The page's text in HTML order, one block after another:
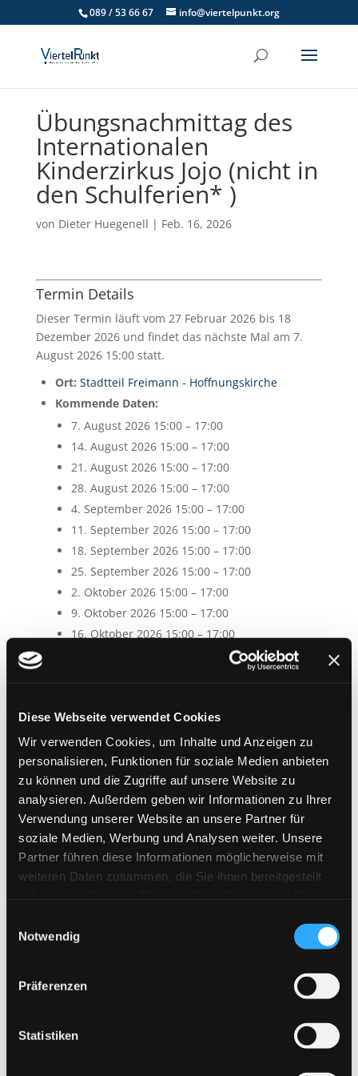
Diese Webseite verwendet Cookies
Wir verwenden Cookies, um Inhalte und Anzeigen zu
personalisieren, Funktionen für soziale Medien anbieten
zu können und die Zugriffe auf unsere Website zu
analysieren. Außerdem geben wir Informationen zu Ihrer
Verwendung unserer Website an unsere Partner für
soziale Medien, Werbung und Analysen weiter. Unsere
Partner führen diese Informationen möglicherweise mit
weiteren Daten zusammen, die Sie ihnen bereitgestellt
Notwendig
Präferenzen
Statistiken
089 / 53 66 67 info@viertelpunkt.org
Übungsnachmittag des
Internationalen
Kinderzirkus Jojo (nicht in
den Schulferien* )
von Dieter Huegenell | Feb. 16, 2026
Termin Details
Dieser Termin läuft vom 27 Februar 2026 bis 18
Dezember 2026 und findet das nächste Mal am 7.
August 2026 15:00 statt.
Ort: Stadtteil Freimann - Hoffnungskirche
Kommende Daten:
7. August 2026 15:00– 17:00
14. August 2026 15:00– 17:00
21. August 2026 15:00– 17:00
28. August 2026 15:00– 17:00
4. September 2026 15:00– 17:00
11. September 2026 15:00– 17:00
18. September 2026 15:00– 17:00
25. September 2026 15:00– 17:00
2. Oktober 2026 15:00– 17:00
9. Oktober 2026 15:00– 17:00
16. Oktober 2026 15:00–17:00
17:00
13. November 2026 15:00–17:00
20. November 2026 15:00– 17:00
27. November 2026 15:00–17:00
4. Dezember 2026 15:00–17:00
11. Dezember 2026 15:00 –17:00
18. Dezember 2026 15:00–17:00
Der Kinderzirkus Jojo hat seit vielen Jahren seine